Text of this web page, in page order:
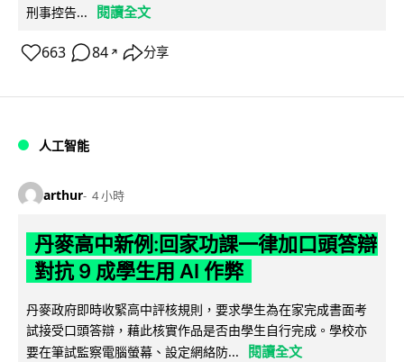
刑事控告...
閱讀全文
663 84 ↗ 分享
人工智能
arthur 4 小時
丹麥高中新例:回家功課一律加口頭答辯
對抗 9 成學生用 AI 作弊
丹麥政府即時收緊高中評核規則，要求學生為在家完成書面考
試接受口頭答辯，藉此核實作品是否由學生自行完成。學校亦
要在筆試監察電腦螢幕、設定網絡防...
閱讀全文